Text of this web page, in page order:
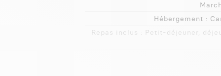
Hébergement :
Repas inclus : Petit-déjeuner,